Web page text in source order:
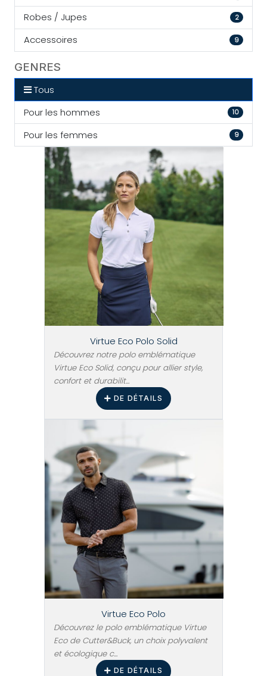
Robes / Jupes 2
Accessoires 9
GENRES
Tous
Pour les hommes
10
Pour les femmes 9
Virtue Eco Polo Solid
Découvrez notre polo emblématique
Virtue Eco Solid, conçu pour allier style,
confort et durabilit...
DE DÉTAILS
Virtue Eco Polo
Découvrez le polo emblématique Virtue
Eco de Cutter&Buck, un choix polyvalent
et écologique c...
DE DÉTAILS